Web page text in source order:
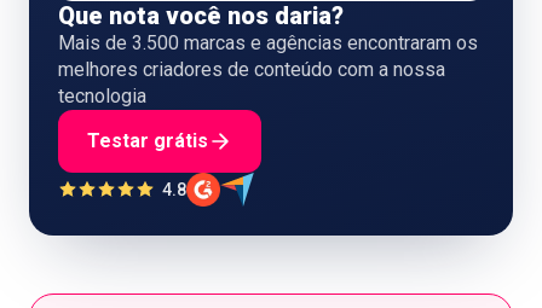
Que nota você nos daria?
Mais de 3.500 marcas e agências encontraram os
melhores criadores de conteúdo com a nossa
tecnologia
Testar grátis
4.8